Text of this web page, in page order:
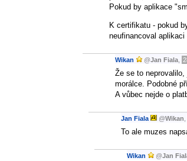
Pokud by aplikace
K certifikatu - pokud
neufinancoval aplikaci
Wikan @Jan Fiala
Že se to
morálce. Podobné
A vůbec nejde o
Jan Fiala @Wikan
To ale muzes
Wikan @Jan